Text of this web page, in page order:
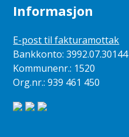
Informasjon
E-post til fakturamottak
Bankkonto: 3992.07.30144
Kommunenr.: 1520
Org.nr.: 939 461 450